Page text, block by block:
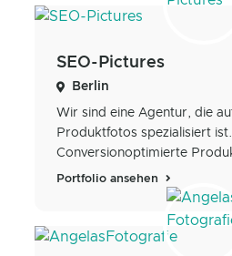
SEO-Pictures
Berlin
Wir sind eine Agentur, die
Produktfotos spezialisiert ist.
Conversionoptimierte
Portfolio ansehen